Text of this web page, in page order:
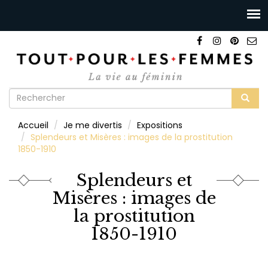
Formulaire
recherche
Accueil Je me divertis
Expositions
Splendeurs et Misères : images de la prostitution
1850-1910
Splendeurs et
Misères : images de
la prostitution
1850-1910